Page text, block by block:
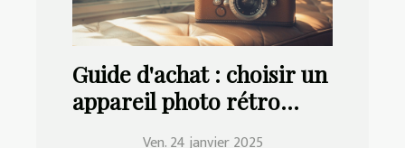
Guide d'achat : choisir un
appareil photo rétro
Ven. 24 janvier 2025